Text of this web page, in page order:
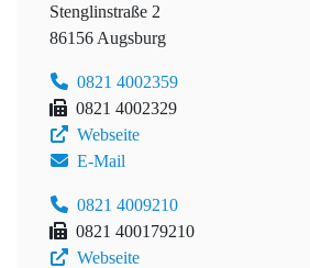
Stenglinstraße 2
86156 Augsburg
0821 4002359
0821 4002329
Webseite
E-Mail
0821 4009210
0821 400179210
Webseite